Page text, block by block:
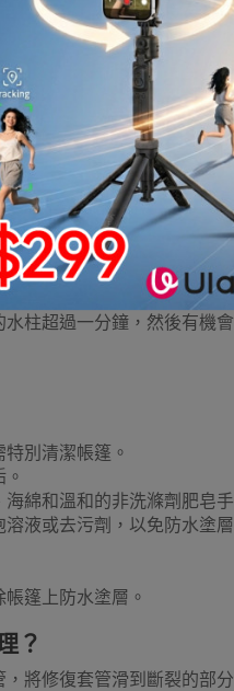
雨衣 旅行收納袋
腳部保暖
？“1500mm”又是什
物都塗有我們高品質聚氨
表示塗層防水程度測量值。
柱超過一分鐘，然後有機
別清潔帳篷。
綿和溫和的非洗滌劑肥皂手
液或去污劑，以免防水塗層
篷上防水塗層。
？
將修復套管滑到斷裂的部